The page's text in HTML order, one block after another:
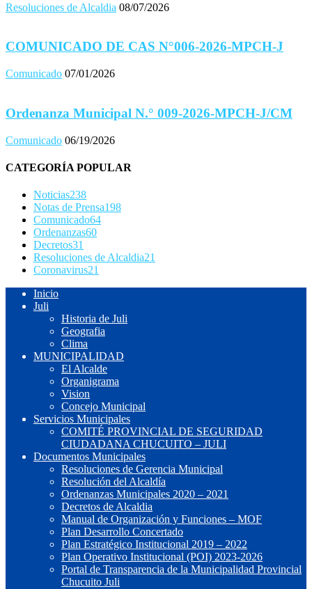
Resoluciones de Alcaldia 08/07/2026
COMUNICADO DE CAS N°006-2026-MPCH-J
Comunicado 07/01/2026
Ordenanza Municipal N.° 009-2026-MPCH-J/CM
Comunicado 06/19/2026
CATEGORÍA POPULAR
Noticias238
Notas de Prensa198
Comunicado64
Ordenanzas60
Decretos31
Resoluciones de Alcaldia21
Coronavirus21
Inicio
Juli
Historia de Juli
Geografia
Clima
MUNICIPALIDAD
El Alcalde
Organigrama
Vision
Concejo Municipal
Servicios Municipales
COMITÉ PROVINCIAL DE SEGURIDAD
CIUDADANA CHUCUITO – JULI
Documentos Municipales
Resoluciones de Gerencia Municipal
Resolución del Alcaldía
Ordenanzas Municipales 2020 – 2021
Decretos de Alcaldia
Manual de Organización y Funciones – MOF
Plan Desarrollo Concertado
Plan Estratégico Institucional 2019 – 2022
Plan Operativo Institucional (POI) 2023-2026
Portal de Transparencia de la Municipalidad Provincial
Chucuito Juli